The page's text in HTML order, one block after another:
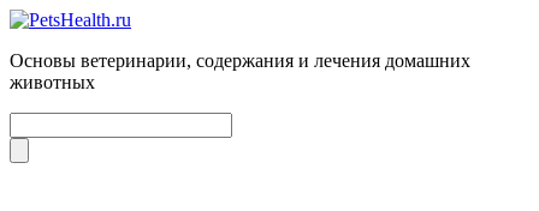
Основы ветеринарии, содержания и лечения домашних
животных